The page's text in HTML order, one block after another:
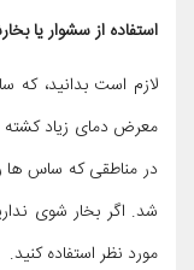
استفاده از سشوار یا
لازم است بدانید، که
معرض دمای زیاد کشته
در مناطقی که ساس ‌ها
شد. اگر بخار شوی
مورد نظر استفاده کنید.